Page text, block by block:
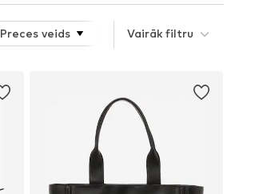
Preces veids Produkta īpašības
Vairāk filtru